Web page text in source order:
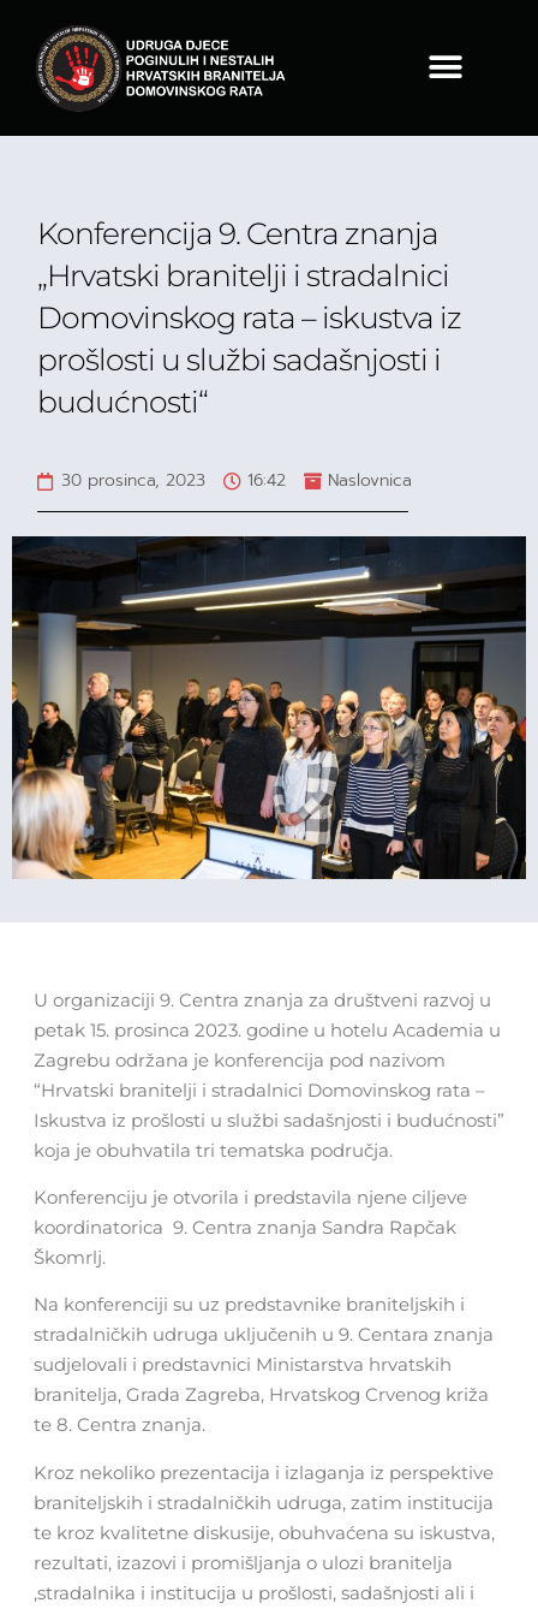
Konferencija 9. Centra znanja
„Hrvatski branitelji i stradalnici
Domovinskog rata – iskustva iz
prošlosti u službi sadašnjosti i
budućnosti“
30 prosinca, 2023 16:42 Naslovnica
U organizaciji 9. Centra znanja za društveni razvoj u
petak 15. prosinca 2023. godine u hotelu Academia u
Zagrebu održana je konferencija pod nazivom
“Hrvatski branitelji i stradalnici Domovinskog rata –
Iskustva iz prošlosti u službi sadašnjosti i budućnosti”
koja je obuhvatila tri tematska područja.
Konferenciju je otvorila i predstavila njene ciljeve
koordinatorica 9. Centra znanja Sandra Rapčak
Škomrlj.
Na konferenciji su uz predstavnike braniteljskih i
stradalničkih udruga uključenih u 9. Centara znanja
sudjelovali i predstavnici Ministarstva hrvatskih
branitelja, Grada Zagreba, Hrvatskog Crvenog križa
te 8. Centra znanja.
Kroz nekoliko prezentacija i izlaganja iz perspektive
braniteljskih i stradalničkih udruga, zatim institucija
te kroz kvalitetne diskusije, obuhvaćena su iskustva,
rezultati, izazovi i promišljanja o ulozi branitelja
,stradalnika i institucija u prošlosti, sadašnjosti ali i